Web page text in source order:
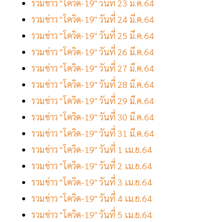
รวมข่าว "โควิด-19" วันที่ 23 มี.ค.64
รวมข่าว "โควิด-19" วันที่ 24 มี.ค.64
รวมข่าว "โควิด-19" วันที่ 25 มี.ค.64
รวมข่าว "โควิด-19" วันที่ 26 มี.ค.64
รวมข่าว "โควิด-19" วันที่ 27 มี.ค.64
รวมข่าว "โควิด-19" วันที่ 28 มี.ค.64
รวมข่าว "โควิด-19" วันที่ 29 มี.ค.64
รวมข่าว "โควิด-19" วันที่ 30 มี.ค.64
รวมข่าว "โควิด-19" วันที่ 31 มี.ค.64
รวมข่าว "โควิด-19" วันที่ 1 เม.ย.64
รวมข่าว "โควิด-19" วันที่ 2 เม.ย.64
รวมข่าว "โควิด-19" วันที่ 3 เม.ย.64
รวมข่าว "โควิด-19" วันที่ 4 เม.ย.64
รวมข่าว "โควิด-19" วันที่ 5 เม.ย.64